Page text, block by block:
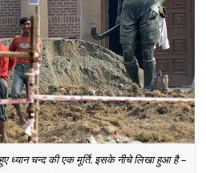
ध्यान चन्द की एक मूर्ति. इसके नीचे लिखा हुआ है –